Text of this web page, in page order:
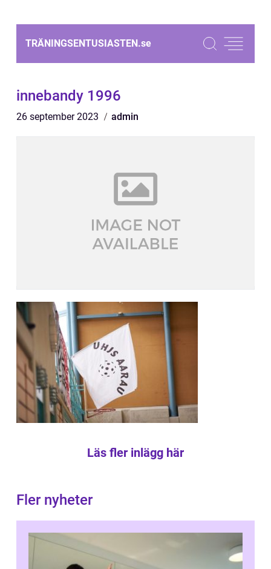
TRÄNINGSENTUSIASTEN.se
innebandy 1996
26 september 2023 admin
Läs fler inlägg här
Fler nyheter